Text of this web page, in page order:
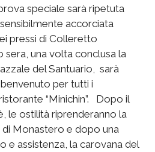
speciale sarà ripetuta
accorciata
pressi di Colleretto
sera, una volta conclusa la
del Santuario, sarà
per tutti i
“Minichin”. Dopo il
le ostilità riprenderanno la
Monastero e dopo una
e assistenza, la carovana del